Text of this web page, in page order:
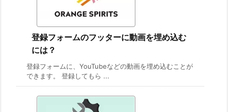
登録フォームのフッターに動画を埋め込む
には？
登録フォームに、YouTubeなどの動画を埋め込むことが
できます。 登録してもら ...